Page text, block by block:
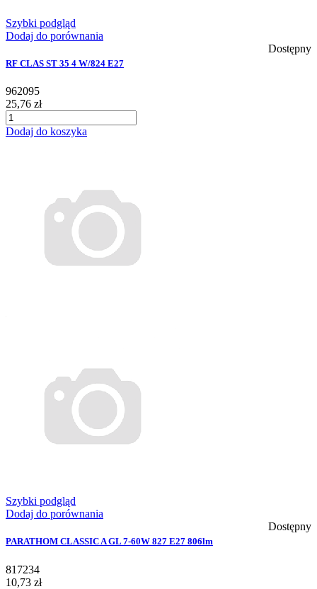
Szybki podgląd
Dodaj do porównania
Dostępny
RF CLAS ST 35 4 W/824 E27
962095
25,76 zł
Dodaj do koszyka
Szybki podgląd
Dodaj do porównania
Dostępny
PARATHOM CLASSIC A GL 7-60W 827 E27 806lm
817234
10,73 zł